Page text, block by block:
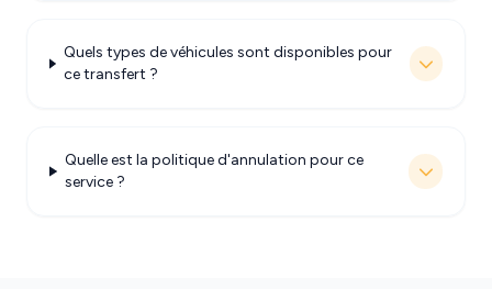
Quels types de véhicules sont disponibles pour
ce transfert ?
Quelle est la politique d'annulation pour ce
service ?